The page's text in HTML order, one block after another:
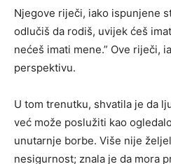
Njegove riječi, iako ispunjene
odlučiš da rodiš, uvijek ćeš
nećeš imati mene.” Ove riječi,
perspektivu.
U tom trenutku, shvatila je da
već može poslužiti kao
unutarnje borbe. Više nije
nesigurnost; znala je da mora